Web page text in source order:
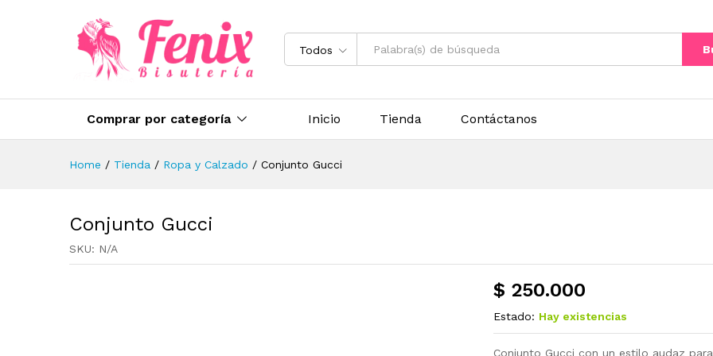
Todos
Comprar por categoría Inicio Tienda Contáctanos
Home / Tienda / Ropa y Calzado / Conjunto Gucci
Conjunto Gucci
SKU: N/A
$ 250.000
Estado: Hay existencias
Conjunto Gucci con un estilo audaz